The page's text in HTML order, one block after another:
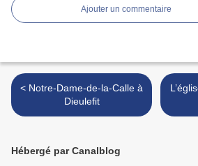
Ajouter un commentaire
< Notre-Dame-de-la-Calle à
Dieulefit
Hébergé par Canalblog